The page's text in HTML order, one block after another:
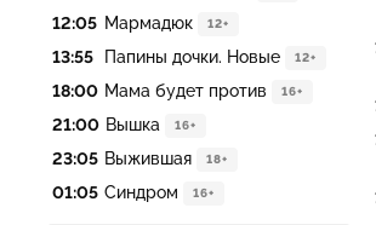
12:05 Мармадюк 12+
13:55 Папины дочки. Новые 12+
18:00 Мама будет против 16+
21:00 Вышка 16+
23:05 Выжившая 18+
01:05 Синдром 16+